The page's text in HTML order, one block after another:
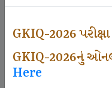
GKIQ-2026
GKIQ-2026નું
Here